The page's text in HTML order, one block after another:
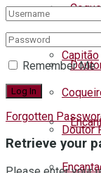
Capitão
Doutor
Remember Me
Forgotten
Retrieve your